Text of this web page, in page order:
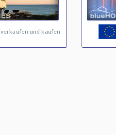
verkaufen und kaufen